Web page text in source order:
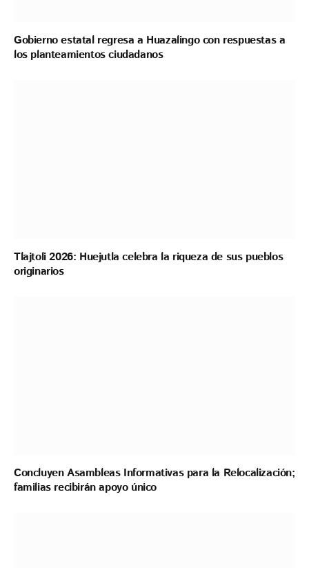
Gobierno estatal regresa a Huazalingo con respuestas a
los planteamientos ciudadanos
Tlajtoli 2026: Huejutla celebra la riqueza de sus pueblos
originarios
Concluyen Asambleas Informativas para la Relocalización;
familias recibirán apoyo único